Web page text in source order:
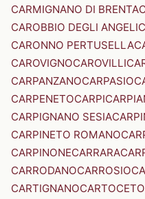
CARMIGNANO DI BRENTA
CAROBBIO DEGLI ANGELI
CARONNO PERTUSELLA
CAROVIGNOCAROVILLI
CARPANZANOCARPASIO
CARPENETOCARPI
CARPIGNANO SESIA
CARPINETO ROMANO
CARPINONECARRARA
CARRODANOCARROSIO
CARTIGNANOCARTOCETO